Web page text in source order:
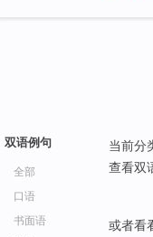
双语例句
全部
口语
书面语
当前分
查看双
或者看